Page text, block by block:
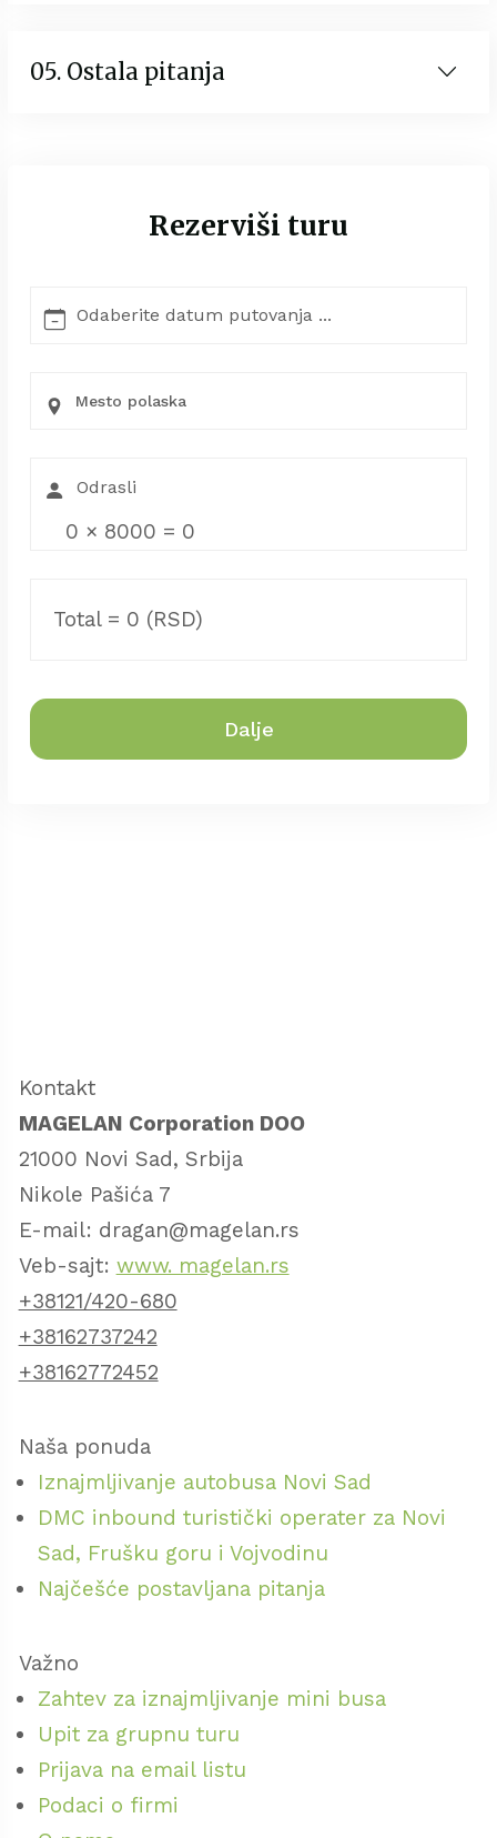
05. Ostala pitanja
Rezerviši turu
Mesto polaska
0 × 8000 = 0
Total = 0 (RSD)
Dalje
Kontakt
MAGELAN Corporation DOO
21000 Novi Sad, Srbija
Nikole Pašića 7
E-mail: dragan@magelan.rs
Veb-sajt: www. magelan.rs
+38121/420-680
+38162737242
+38162772452
Naša ponuda
Iznajmljivanje autobusa Novi Sad
DMC inbound turistički operater za Novi
Sad, Frušku goru i Vojvodinu
Najčešće postavljana pitanja
Važno
Zahtev za iznajmljivanje mini busa
Upit za grupnu turu
Prijava na email listu
Podaci o firmi